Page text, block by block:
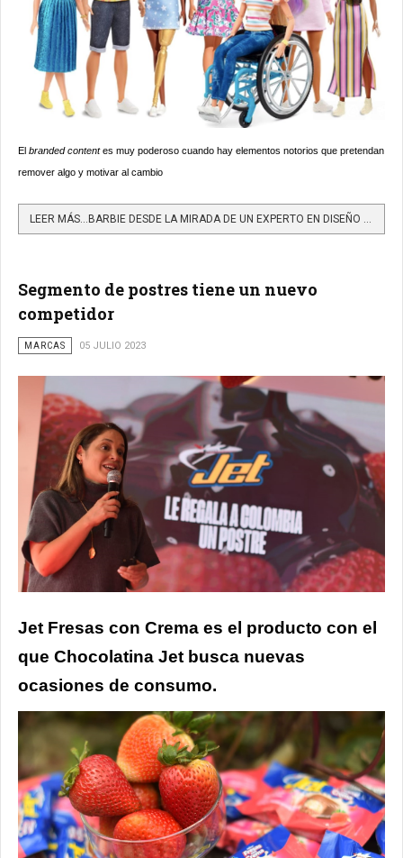
El branded contentes muy poderoso cuando hay elementos notorios que pretendan
remover algo y motivar al cambio
LEER MÁS…BARBIE DESDE LA MIRADA DE UN EXPERTO EN DISEÑO Y MARCA
Segmento de postres tiene un nuevo
competidor
MARCAS 05 JULIO 2023
Jet Fresas con Crema es el producto con el
que Chocolatina Jet busca nuevas
ocasiones de consumo.